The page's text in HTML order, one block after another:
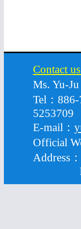
Contact
Ms. Yu-
Tel：
5253709
E-mail：
Official
Address